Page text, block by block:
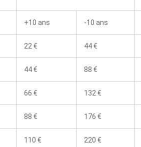
+10 ans -10 ans
22 € 44 €
44 € 88 €
66 € 132 €
88 € 176 €
110 € 220 €